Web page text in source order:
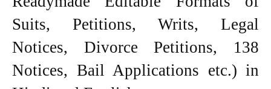
Suits, Petitions, Writs, Legal
Notices, Divorce Petitions, 138
Notices, Bail Applications etc.) in